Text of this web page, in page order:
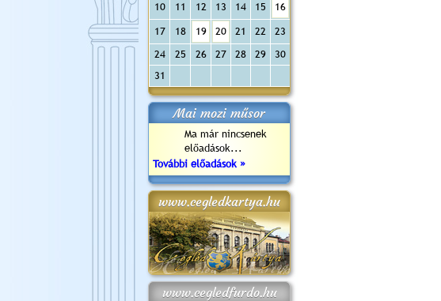
10 11 12 13 14 15 16
17 18 19 20 21 22
23
24
25 26 27 28 29
30
31
Mai mozi műsor
Ma már nincsenek
előadások...
További előadások »
www.cegledkartya.hu
www.cegledfurdo.hu